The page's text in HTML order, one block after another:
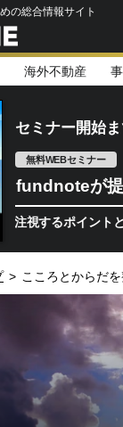
の総合情報サイト
海外不動産
セミナー開始
無料WEBセミナー
fundnoteが提
イントとは／
> こころとからだ